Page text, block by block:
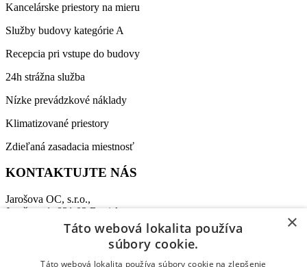
Kancelárske priestory na mieru
Služby budovy kategórie A
Recepcia pri vstupe do budovy
24h strážna služba
Nízke prevádzkové náklady
Klimatizované priestory
Zdieľaná zasadacia miestnosť
KONTAKTUJTE NÁS
Jarošova OC, s.r.o.,
Jarošova 1, 831 03 Bratislava
+421 911 864 009
office@jarosovaoc.com
×
Táto webová lokalita používa
súbory cookie.
Táto webová lokalita používa súbory cookie na zlepšenie